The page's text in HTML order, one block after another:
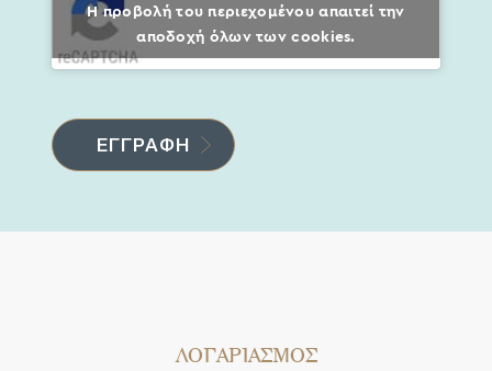
Η προβολή του περιεχομένου απαιτεί την
αποδοχή όλων των cookies.
ΛΟΓΑΡΙΑΣΜΟΣ